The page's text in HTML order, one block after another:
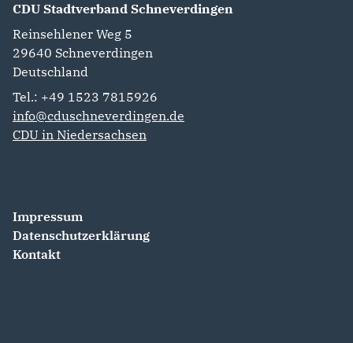
CDU Stadtverband Schneverdingen
Reinsehlener Weg 5
29640 Schneverdingen
Deutschland
Tel.: +49 1523 7815926
info@cduschneverdingen.de
CDU in Niedersachsen
Impressum
Datenschutzerklärung
Kontakt